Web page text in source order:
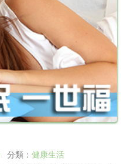
分類： 健康生活